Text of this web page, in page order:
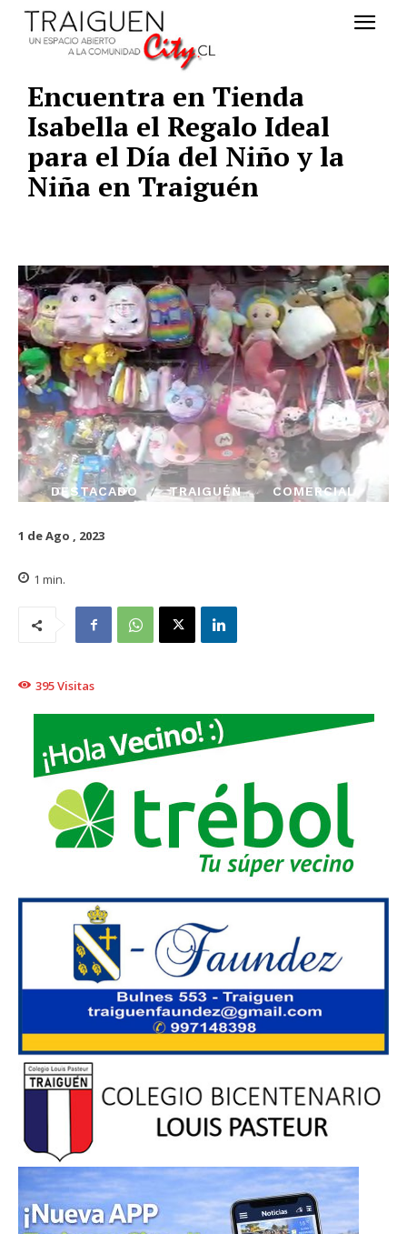
Encuentra en Tienda
Isabella el Regalo Ideal
para el Día del Niño y la
Niña en Traiguén
DESTACADO TRAIGUÉN COMERCIAL
1 de Ago , 2023
1 min.
395Visitas